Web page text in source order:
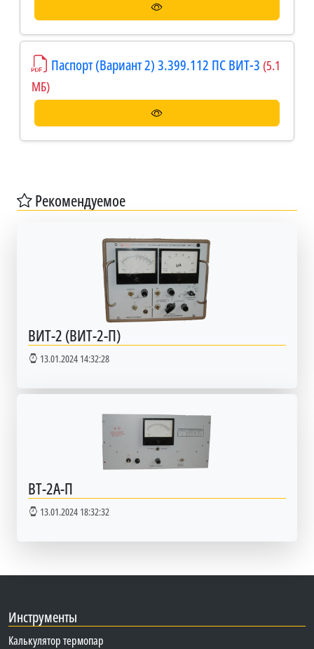
Паспорт (Вариант 2) 3.399.112 ПС ВИТ-3 (5.1
МБ)
Рекомендуемое
ВИТ-2 (ВИТ-2-П)
13.01.2024 14:32:28
ВТ-2А-П
13.01.2024 18:32:32
Инструменты
Калькулятор термопар